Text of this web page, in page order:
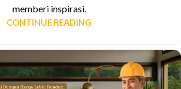
memberi inspirasi.
CONTINUE READING